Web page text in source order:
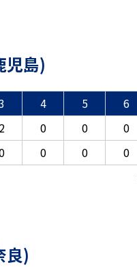
児島)
4 5 6
2 0 0 0
0 0 0
良)